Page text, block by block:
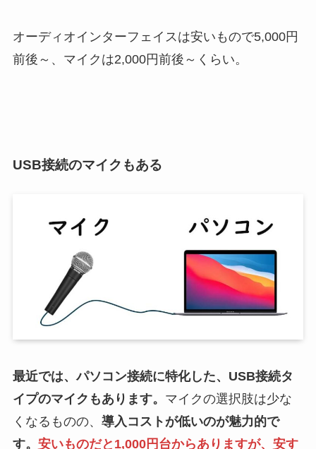
オーディオインターフェイスは安いもので5,000円
前後～、マイクは2,000円前後～くらい。
USB接続のマイクもある
最近では、パソコン接続に特化した、USB接続タ
イプのマイクもあります。 マイクの選択肢は少な
くなるものの、 導入コストが低いのが魅力的で
す。 安いものだと1,000円台からありますが、安す